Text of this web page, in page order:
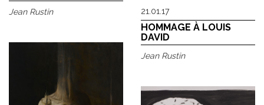
Jean Rustin 21.01.17
HOMMAGE À LOUIS
DAVID
Jean Rustin